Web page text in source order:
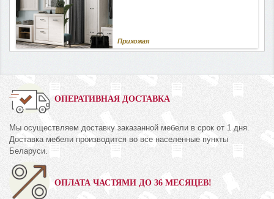
Прихожая
ОПЕРАТИВНАЯ ДОСТАВКА
Мы осуществляем доставку заказанной мебели в срок от 1 дня.
Доставка мебели производится во все населенные пункты
Беларуси.
ОПЛАТА ЧАСТЯМИ ДО 36 МЕСЯЦЕВ!